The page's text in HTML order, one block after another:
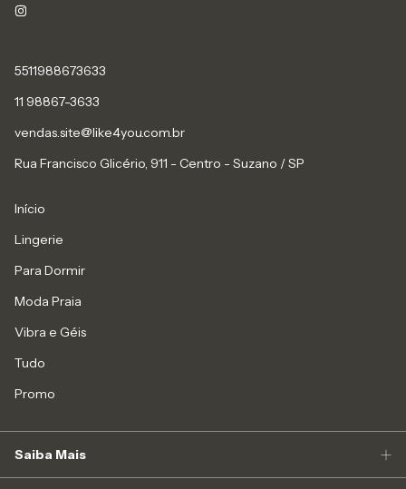
5511988673633
11 98867-3633
vendas.site@like4you.com.br
Rua Francisco Glicério, 911 - Centro - Suzano / SP
Início
Lingerie
Para Dormir
Moda Praia
Vibra e Géis
Tudo
Promo
Saiba Mais